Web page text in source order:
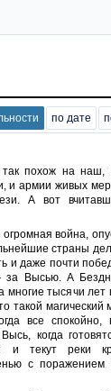
по дате
так похож на
и армии живых
А вот
огромная война,
страны
и даже почти
за Высью. А
многие тысячи лет
такой магический
все спокойно,
когда
и текут реки
с